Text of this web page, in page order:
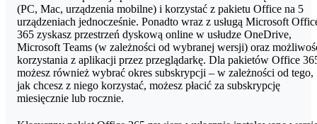
domeny.
Pomoc Rozszerzona
Usługa kierowana do dużych firm i przedsiębiorstw. Pomoc
rozszerzona obejmuje utworzenie listy użytkowników oraz ich
haseł, przypisanie licencji do użytkowników i nadanie im
uprawnień, przypisanie własnej domeny, migracja poczty z serwera
home.pl oraz konfiguracja tzw. hybrydy - środowiska na serwerze
home.pl i Exchange Online jednocześnie.
Microsoft 365 Business Basic (dawniej → Office 365
Business Essentials)
Aplikacje Microsoft 365 dla biznesu (dawniej → Office 365
Business)
Microsoft 365 Business Standard (dawniej → Office 365
Business Premium)
(PC, Mac, urządzenia mobilne) i korzystać z pakietu Office na 5
urządzeniach jednocześnie. Ponadto wraz z usługą Microsoft
365 zyskasz przestrzeń dyskową online w usłudze OneDrive,
Microsoft Teams (w zależności od wybranej wersji) oraz
korzystania z aplikacji przez przeglądarkę. Dla pakietów Office
możesz również wybrać okres subskrypcji – w zależności od tego,
jak chcesz z niego korzystać, możesz płacić za subskrypcję
miesięcznie lub rocznie.